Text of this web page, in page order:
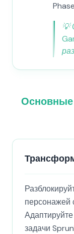
💡
Основные
персонажей
задачи